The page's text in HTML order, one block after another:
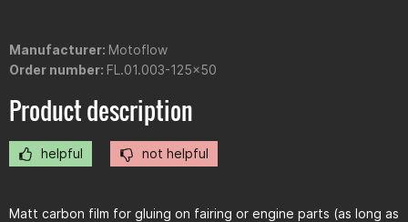
Manufacturer: Motoflow
Order number: FL.01.003-125x50
Product description
helpful not helpful
Matt carbon film for gluing on fairing or engine parts (as long as